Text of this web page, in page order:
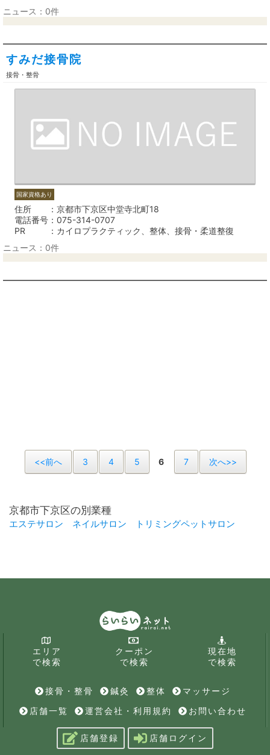
ニュース：0件
すみだ接骨院
接骨・整骨
国家資格あり
住所
京都市下京区中堂寺北町18
電話番号
075-314-0707
PR
カイロプラクティック、整体、接骨・柔道整復
ニュース：0件
<<前へ 3 4 5 6 7 次へ>>
京都市下京区の別業種
エステサロン ネイルサロン トリミングペットサロン
エリア
で検索
クーポン
で検索
現在地
で検索
接骨・整骨 鍼灸 整体
マッサージ
店舗一覧
運営会社・利用規約 お問い合わせ
店舗登録 店舗ログイン